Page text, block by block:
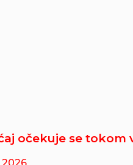
očekuje se tokom